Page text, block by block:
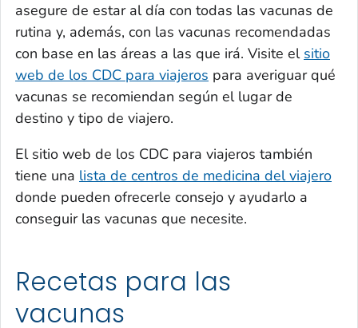
asegure de estar al día con todas las vacunas de
rutina y, además, con las vacunas recomendadas
con base en las áreas a las que irá. Visite el sitio
web de los CDC para viajeros para averiguar qué
vacunas se recomiendan según el lugar de
destino y tipo de viajero.
El sitio web de los CDC para viajeros también
tiene una lista de centros de medicina del viajero
donde pueden ofrecerle consejo y ayudarlo a
conseguir las vacunas que necesite.
Recetas para las
vacunas